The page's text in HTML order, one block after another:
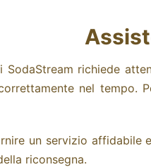
SodaStream richiede
nel tempo.
un servizio affidabile
riconsegna.